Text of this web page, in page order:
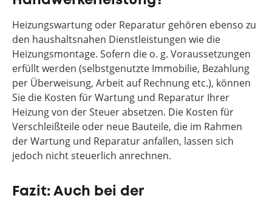
Heizungswartung oder Reparatur gehören ebenso zu
den haushaltsnahen Dienstleistungen wie die
Heizungsmontage. Sofern die o. g. Voraussetzungen
erfüllt werden (selbstgenutzte Immobilie, Bezahlung
per Überweisung, Arbeit auf Rechnung etc.), können
Sie die Kosten für Wartung und Reparatur Ihrer
Heizung von der Steuer absetzen. Die Kosten für
Verschleißteile oder neue Bauteile, die im Rahmen
der Wartung und Reparatur anfallen, lassen sich
jedoch nicht steuerlich anrechnen.
Fazit: Auch bei der